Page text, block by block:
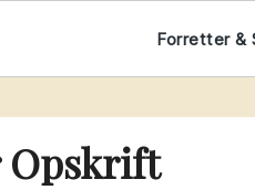
Forretter &
Opskrift